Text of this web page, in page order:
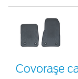
Covoraşe